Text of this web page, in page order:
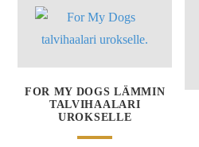
FOR MY DOGS LÄMMIN
TALVIHAALARI
UROKSELLE